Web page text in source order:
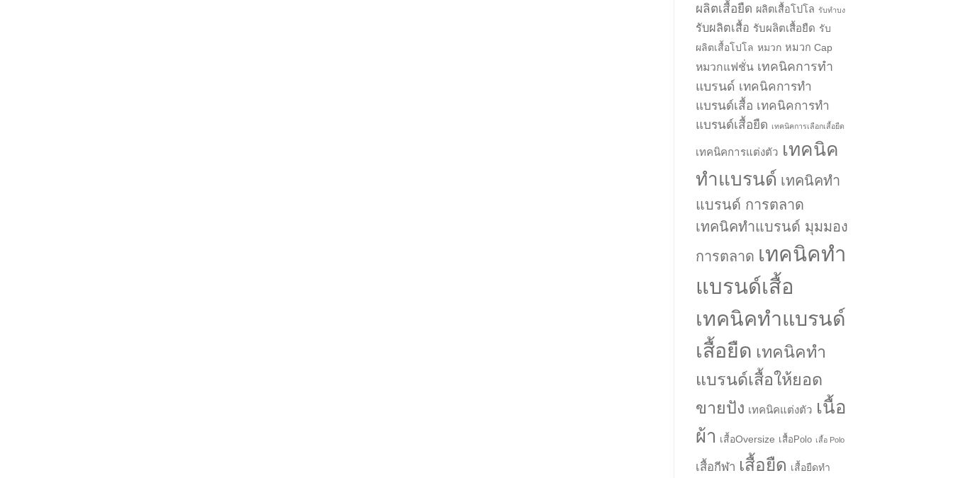
ผลิตเสื้อยืด ผลิตเสื้อโปโล รับทำบง
รับผลิตเสื้อ รับผลิตเสื้อยืด รับ
ผลิตเสื้อโปโล หมวก หมวก Cap
หมวกแฟชั่น เทคนิคการทำ
แบรนด์ เทคนิคการทำ
แบรนด์เสื้อ เทคนิคการทำ
แบรนด์เสื้อยืด เทคนิคการเลือกเสื้อยืด
เทคนิคการแต่งตัว เทคนิค
ทำแบรนด์ เทคนิคทำ
แบรนด์ การตลาด
เทคนิคทำแบรนด์ มุมมอง
การตลาด เทคนิคทำ
แบรนด์เสื้อ
เทคนิคทำแบรนด์
เสื้อยืด เทคนิคทำ
แบรนด์เสื้อให้ยอด
ขายปัง เทคนิคแต่งตัว เนื้อ
ผ้า เสื้อOversize เสื้อPolo เสื้อ Polo
เสื้อกีฬา เสื้อยืด เสื้อยืดทำ